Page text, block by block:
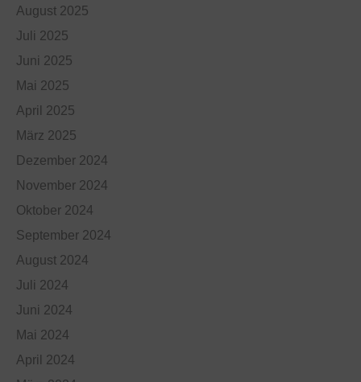
August 2025
Juli 2025
Juni 2025
Mai 2025
April 2025
März 2025
Dezember 2024
November 2024
Oktober 2024
September 2024
August 2024
Juli 2024
Juni 2024
Mai 2024
April 2024